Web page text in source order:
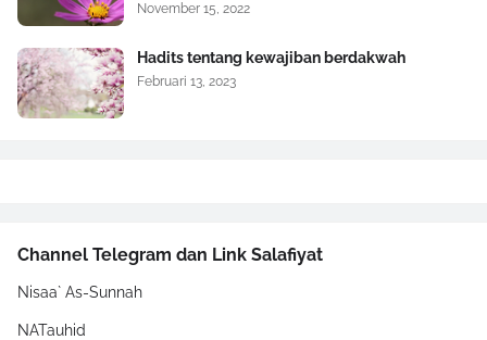
November 15, 2022
Hadits tentang kewajiban berdakwah
Februari 13, 2023
Channel Telegram dan Link Salafiyat
Nisaa` As-Sunnah
NATauhid